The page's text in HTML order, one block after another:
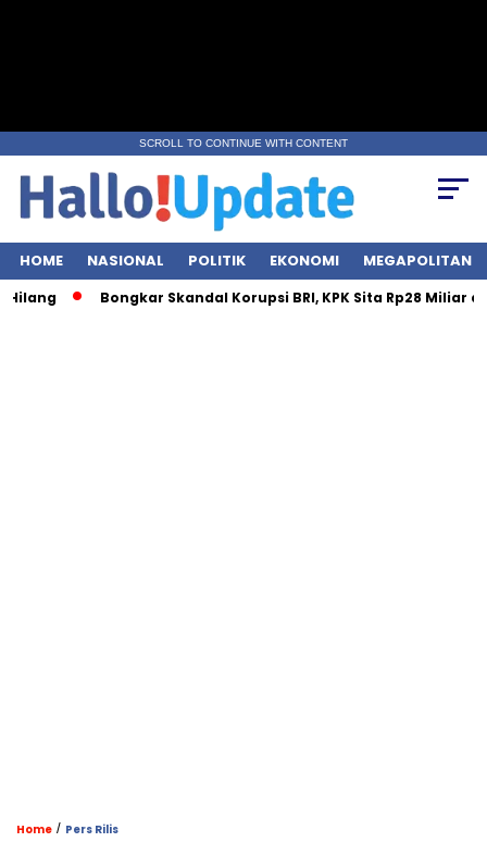
SCROLL TO CONTINUE WITH CONTENT
HOME NASIONAL POLITIK EKONOMI MEGAPOLITAN
Bongkar Skandal Korupsi BRI, KPK Sita Rp28 Miliar dari 7 Lokasi!
Home / Pers Rilis